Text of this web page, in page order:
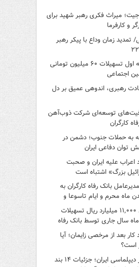
میراث فکری رهبر شهید برای
و کارفرما
تمدید زمان وداع با پیکر رهبر
پرداخت مرحله اول تسهیلات ۶۰ میلیون تومانی
اجتماعی
رهبری، اندوهی عمیق بر دل
توسعه‌ای شرکت ذوب‌آهن
کارگران
به حملات جنوب؛ دشمن در
توان دفاعی ایران
اعراب علیه ایران و صحبت
بزرگ» اشتباه است
بانک رفاه کارگران به
ماه محرم و ایام تاسوعا و
پرداخت حدود ۱۱,۰۰۰ میلیارد ریال تسهیلات
ماه سال جاری توسط بانک رفاه
کار بعد از مرخصی زایمان؛ آیا
است؟
فصل نوین در دیپلماسی ایران؛ جزئیات ۱۴ بند